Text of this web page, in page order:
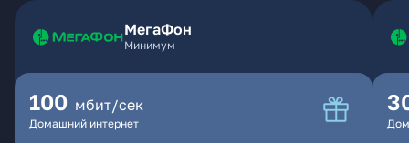
МегаФон
Минимум
100 мбит/сек
Домашний интернет